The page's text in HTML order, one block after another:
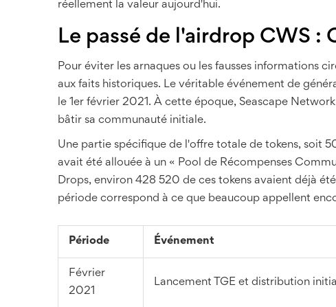
réellement la valeur aujourd'hui.
Le passé de l'airdrop CWS :
Pour éviter les arnaques ou les fausses informations
aux faits historiques. Le véritable événement de
le 1er février 2021. À cette époque, Seascape
bâtir sa communauté initiale.
Une partie spécifique de l'offre totale de tokens, soit
avait été allouée à un « Pool de Récompenses
Drops, environ 428 520 de ces tokens avaient déjà
période correspond à ce que beaucoup appellent
Période Événement
Février
2021
Lancement TGE et distribution